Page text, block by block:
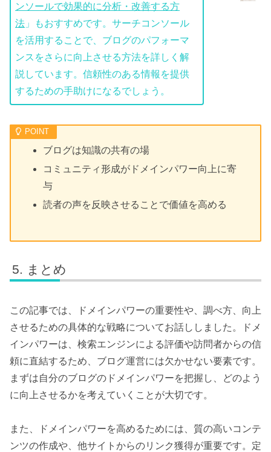
ンソールで効果的に分析・改善する方
法 」もおすすめです。サーチコンソール
を活用することで、ブログのパフォーマ
ンスをさらに向上させる方法を詳しく解
説しています。信頼性のある情報を提供
するための手助けになるでしょう。
ブログは知識の共有の場
コミュニティ形成がドメインパワー向上に寄
与
読者の声を反映させることで価値を高める
まとめ
この記事では、ドメインパワーの重要性や、調べ方、向上
させるための具体的な戦略についてお話ししました。ドメ
インパワーは、検索エンジンによる評価や訪問者からの信
頼に直結するため、ブログ運営には欠かせない要素です。
まずは自分のブログのドメインパワーを把握し、どのよう
に向上させるかを考えていくことが大切です。
また、ドメインパワーを高めるためには、質の高いコンテ
ンツの作成や、他サイトからのリンク獲得が重要です。定